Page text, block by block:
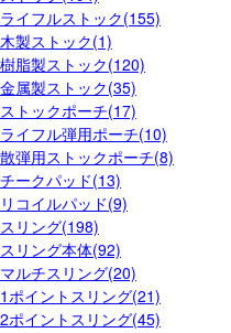
ライフルストック(155)
木製ストック(1)
樹脂製ストック(120)
金属製ストック(35)
ストックポーチ(17)
ライフル弾用ポーチ(10)
散弾用ストックポーチ(8)
チークパッド(13)
リコイルパッド(9)
スリング(198)
スリング本体(92)
マルチスリング(20)
1ポイントスリング(21)
2ポイントスリング(45)